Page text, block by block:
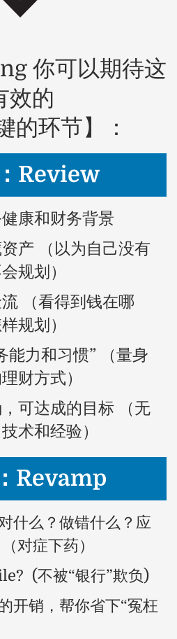
你可以期待这
效的
的环节】：
Review
康和财务背景
产 （以为自己没有
规划）
（看得到钱在哪
规划）
能力和习惯” （量身
财方式）
可达成的目标 （无
术和经验）
Revamp
什么？做错什么？应
对症下药）
(不被“银行”欺负)
开销，帮你省下“冤枉